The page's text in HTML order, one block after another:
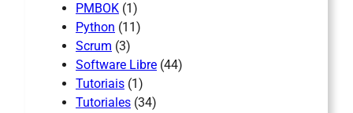
PMBOK (1)
Python (11)
Scrum (3)
Software Libre (44)
Tutoriais (1)
Tutoriales (34)